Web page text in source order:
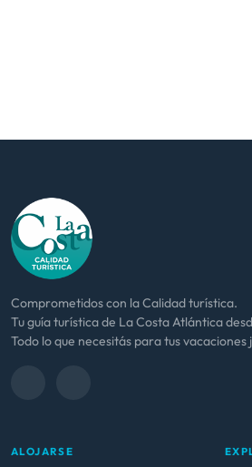
Comprometidos con la Calidad turística.
Tu guía turística de La Costa Atlántica
Todo lo que necesitás para tus vacaciones
ALOJARSE